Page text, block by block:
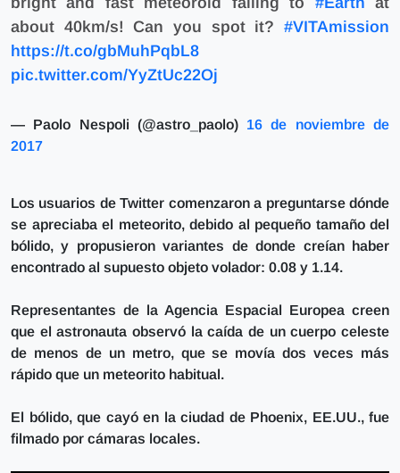
about 40km/s! Can you spot it? #VITAmission
https://t.co/gbMuhPqbL8
pic.twitter.com/YyZtUc22Oj
— Paolo Nespoli (@astro_paolo) 16 de noviembre de
2017
Los usuarios de Twitter comenzaron a preguntarse dónde
se apreciaba el meteorito, debido al pequeño tamaño del
bólido, y propusieron variantes de donde creían haber
encontrado al supuesto objeto volador: 0.08 y 1.14.
Representantes de la Agencia Espacial Europea creen
que el astronauta observó la caída de un cuerpo celeste
de menos de un metro,que se movía dos veces más
rápido que un meteorito habitual.
El bólido,que cayó en la ciudad de Phoenix, EE.UU.,fue
filmado por cámaras locales.